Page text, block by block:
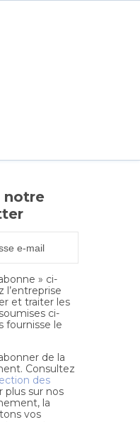
notre
» ci-
l’entreprise
et traiter les
ci-
fournisse le
de la
Consultez
des
plus sur nos
la
vos